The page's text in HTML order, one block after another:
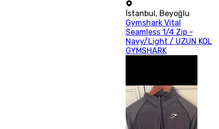
İstanbul, Beyoğlu
Gymshark Vital
Seamless 1/4 Zip -
Navy/Light / UZUN KOL
GYMSHARK